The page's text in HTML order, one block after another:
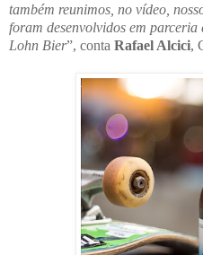
também reunimos, no vídeo,
foram desenvolvidos em
Lohn Bier”, conta Rafael Alcici,